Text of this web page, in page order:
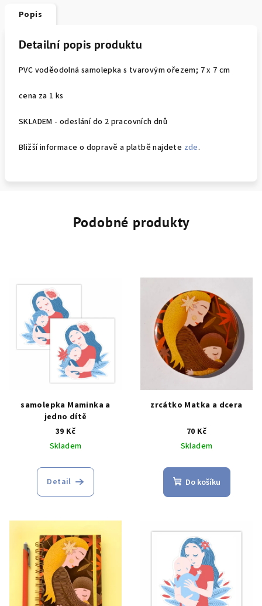
Popis
Detailní popis produktu
PVC voděodolná samolepka s tvarovým ořezem; 7 x 7 cm
cena za 1 ks
SKLADEM - odeslání do 2 pracovních dnů
Bližší informace o dopravě a platbě najdete zde.
Podobné produkty
samolepka Maminka a
jedno dítě
39 Kč
Skladem
Detail
zrcátko Matka a dcera
70 Kč
Skladem
Do košíku